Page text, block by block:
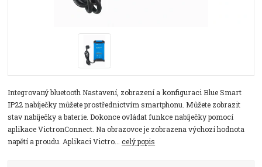
Integrovaný bluetooth Nastavení, zobrazení a konfiguraci Blue Smart
IP22 nabíječky můžete prostřednictvím smartphonu. Můžete zobrazit
stav nabíječky a baterie. Dokonce ovládat funkce nabíječky pomocí
aplikace VictronConnect. Na obrazovce je zobrazena výchozí hodnota
napětí a proudu. Aplikaci Victro...celý popis